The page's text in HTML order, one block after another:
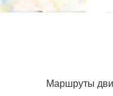
Маршруты